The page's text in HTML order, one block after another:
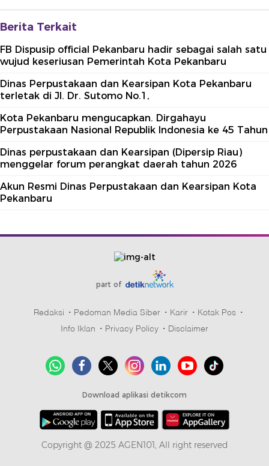
Berita Terkait
FB Dispusip official Pekanbaru hadir sebagai salah satu
wujud keseriusan Pemerintah Kota Pekanbaru
Dinas Perpustakaan dan Kearsipan Kota Pekanbaru
terletak di Jl. Dr. Sutomo No.1,
Kota Pekanbaru mengucapkan. Dirgahayu
Perpustakaan Nasional Republik Indonesia ke 45 Tahun
Dinas perpustakaan dan Kearsipan (Dipersip Riau)
menggelar forum perangkat daerah tahun 2026
Akun Resmi Dinas Perpustakaan dan Kearsipan Kota
Pekanbaru
part of
Redaksi Pedoman Media Siber Karir
Kotak Pos
Info Iklan
Privacy Policy Disclaimer
Download aplikasi detikcom
Copyright @ 2025 AGEN101, All right reserved